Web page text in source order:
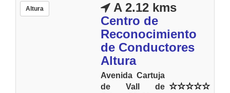
Altura
A 2.12 kms
Centro de
Reconocimiento
de Conductores
Altura
Avenida Cartuja
de Vall de